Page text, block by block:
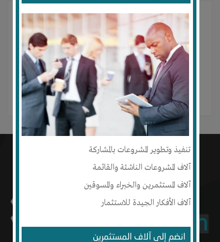
تنفيذ وتطوير المشروعات بالمشاركة
آلاف المشروعات الناشئة والقائمة
آلاف المستثمرين والخبراء والمسوقين
آلاف الأفكار الجيدة للاستثمار
انضم إلى آلاف المستثمرين
لا يوجد إعجابات